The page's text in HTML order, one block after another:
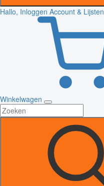
Hallo, Inloggen Account & Lijsten
Winkelwagen